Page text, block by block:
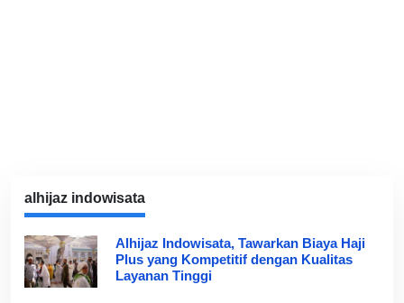
alhijaz indowisata
Alhijaz Indowisata, Tawarkan Biaya Haji
Plus yang Kompetitif dengan Kualitas
Layanan Tinggi